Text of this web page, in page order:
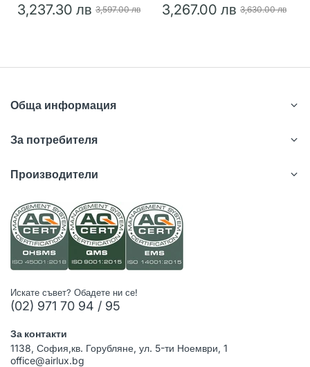
3,237.30 лв 3,597.00 лв 3,267.00 лв 3,630.00 лв
Обща информация
За потребителя
Производители
Искате съвет? Обадете ни се!
(02) 971 70 94 / 95
За контакти
1138, София,кв. Горубляне, ул. 5-ти Ноември, 1
office@airlux.bg